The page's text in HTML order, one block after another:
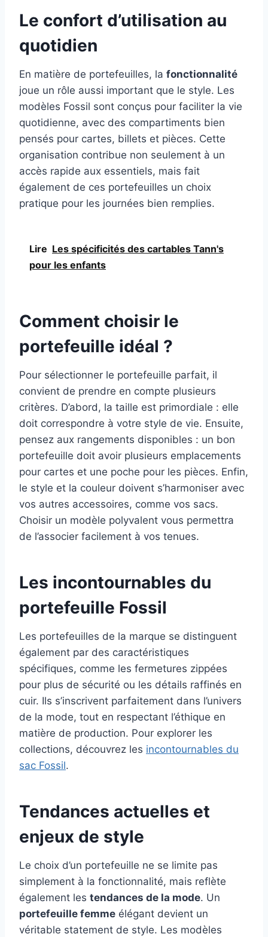
Le confort d’utilisation au
quotidien
En matière de portefeuilles, la fonctionnalité
joue un rôle aussi important que le style. Les
modèles Fossil sont conçus pour faciliter la vie
quotidienne, avec des compartiments bien
pensés pour cartes, billets et pièces. Cette
organisation contribue non seulement à un
accès rapide aux essentiels, mais fait
également de ces portefeuilles un choix
pratique pour les journées bien remplies.
Lire Les spécificités des cartables Tann's
pour les enfants
Comment choisir le
portefeuille idéal ?
Pour sélectionner le portefeuille parfait, il
convient de prendre en compte plusieurs
critères. D’abord, la taille est primordiale : elle
doit correspondre à votre style de vie. Ensuite,
pensez aux rangements disponibles : un bon
portefeuille doit avoir plusieurs emplacements
pour cartes et une poche pour les pièces. Enfin,
le style et la couleur doivent s’harmoniser avec
vos autres accessoires, comme vos sacs.
Choisir un modèle polyvalent vous permettra
de l’associer facilement à vos tenues.
Les incontournables du
portefeuille Fossil
Les portefeuilles de la marque se distinguent
également par des caractéristiques
spécifiques, comme les fermetures zippées
pour plus de sécurité ou les détails raffinés en
cuir. Ils s’inscrivent parfaitement dans l’univers
de la mode, tout en respectant l’éthique en
matière de production. Pour explorer les
collections, découvrez les incontournables du
sac Fossil.
Tendances actuelles et
enjeux de style
Le choix d’un portefeuille ne se limite pas
simplement à la fonctionnalité, mais reflète
également les tendances de la mode. Un
portefeuille femme élégant devient un
véritable statement de style. Les modèles